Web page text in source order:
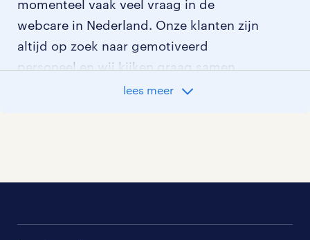
momenteel vaak veel vraag in de
webcare in Nederland. Onze klanten zijn
altijd op zoek naar gemotiveerd
personeel en wij kijken graag samen
met je naar de organisatie die het beste
lees meer